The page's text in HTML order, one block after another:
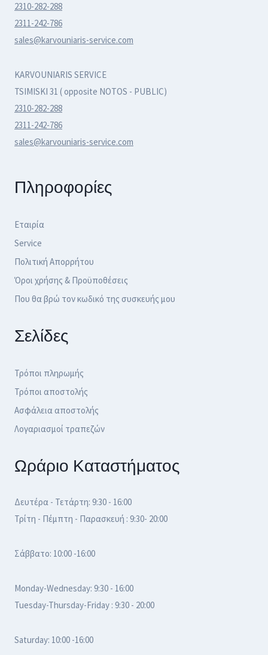
2310-282-288
2311-242-786
sales@karvouniaris-service.com
KARVOUNIARIS SERVICE
TSIMISKI 31 ( opposite NOTOS - PUBLIC)
2310-282-288
2311-242-786
sales@karvouniaris-service.com
Πληροφορίες
Εταιρία
Service
Πολιτική Απορρήτου
Όροι χρήσης & Προϋποθέσεις
Που θα βρώ τον κωδικό της συσκευής μου
Σελίδες
Τρόποι πληρωμής
Τρόποι αποστολής
Ασφάλεια αποστολής
Λογαριασμοί τραπεζών
Ωράριο Καταστήματος
Δευτέρα - Τετάρτη: 9:30 - 16:00
Τρίτη - Πέμπτη - Παρασκευή : 9:30- 20:00
Σάββατο: 10:00 -16:00
Monday-Wednesday: 9:30 - 16:00
Tuesday-Thursday-Friday : 9:30 - 20:00
Saturday: 10:00 -16:00